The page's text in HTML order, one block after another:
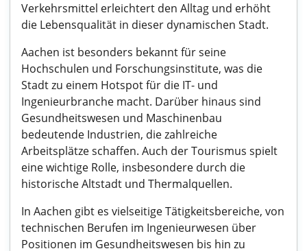
Verkehrsmittel erleichtert den Alltag und erhöht
die Lebensqualität in dieser dynamischen Stadt.
Aachen ist besonders bekannt für seine
Hochschulen und Forschungsinstitute, was die
Stadt zu einem Hotspot für die IT- und
Ingenieurbranche macht. Darüber hinaus sind
Gesundheitswesen und Maschinenbau
bedeutende Industrien, die zahlreiche
Arbeitsplätze schaffen. Auch der Tourismus spielt
eine wichtige Rolle, insbesondere durch die
historische Altstadt und Thermalquellen.
In Aachen gibt es vielseitige Tätigkeitsbereiche, von
technischen Berufen im Ingenieurwesen über
Positionen im Gesundheitswesen bis hin zu